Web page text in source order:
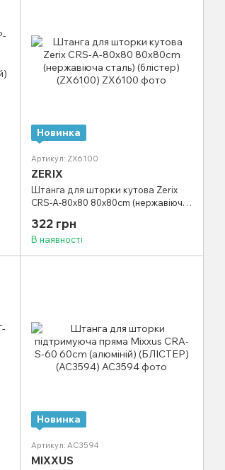
Новинка
Артикул: ZX6100
ZERIX
Штанга для шторки кутова Zerix
CRS-A-80x80 80x80cm (нержавіюча
322 грн
В наявності
Новинка
Артикул: AC3594
MIXXUS